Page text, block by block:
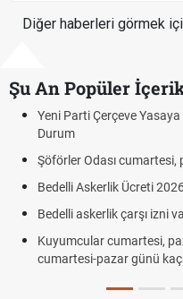
Diğer haberleri görmek
Şu An Popüler
Çerçeve Yasaya İmza Attı
Odası cumartesi, pazar açık
Ücreti 2026 Ne Kadar?
çarşı izni var mı? 2026
cumartesi, pazar günü
pazar günü kaça kadar açık?